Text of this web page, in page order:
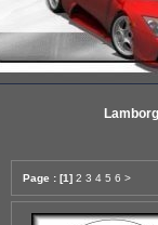
Page : [1] 2 3 4 5 6 >